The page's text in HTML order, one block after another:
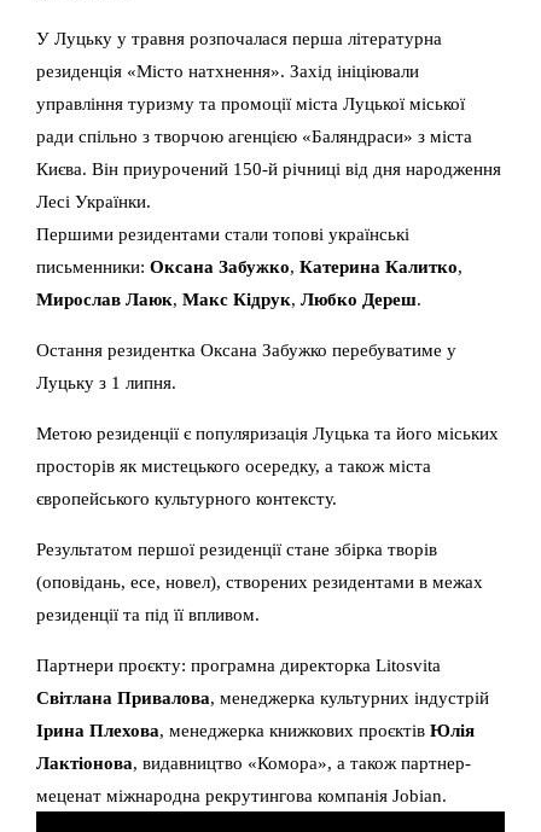
У Луцьку у травня розпочалася перша літературна
резиденція «Місто натхнення». Захід ініціювали
управління туризму та промоції міста Луцької міської
ради спільно з творчою агенцією «Баляндраси» з міста
Києва. Він приурочений 150-й річниці від дня народження
Лесі Українки.
Першими резидентами стали топові українські
письменники: Оксана Забужко, Катерина Калитко,
Мирослав Лаюк, Макс Кідрук, Любко Дереш.
Остання резидентка Оксана Забужко перебуватиме у
Луцьку з 1 липня.
Метою резиденції є популяризація Луцька та його міських
просторів як мистецького осередку, а також міста
європейського культурного контексту.
Результатом першої резиденції стане збірка творів
(оповідань, есе, новел), створених резидентами в межах
резиденції та під її впливом.
Партнери проєкту: програмна директорка Litosvita
Світлана Привалова, менеджерка культурних індустрій
Ірина Плехова, менеджерка книжкових проєктів Юлія
Лактіонова, видавництво «Комора», а також партнер-
меценат міжнародна рекрутингова компанія Jobian.